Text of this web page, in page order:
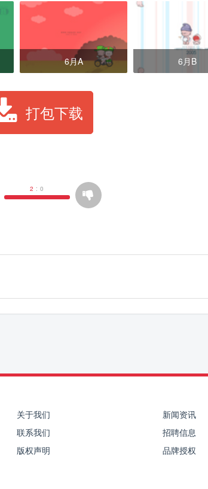
6月A 6月B
打包下载
2 : 0
关于我们
联系我们
版权声明
新闻资讯
招聘信息
品牌授权